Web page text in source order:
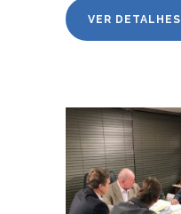
VER DETALHES